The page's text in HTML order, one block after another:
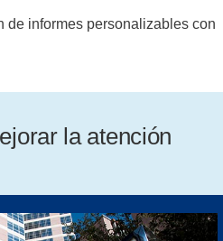
de informes personalizables con
la atención